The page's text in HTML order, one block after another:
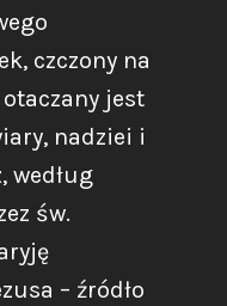
czczony na
jest
nadziei i
według
św.
– źródło